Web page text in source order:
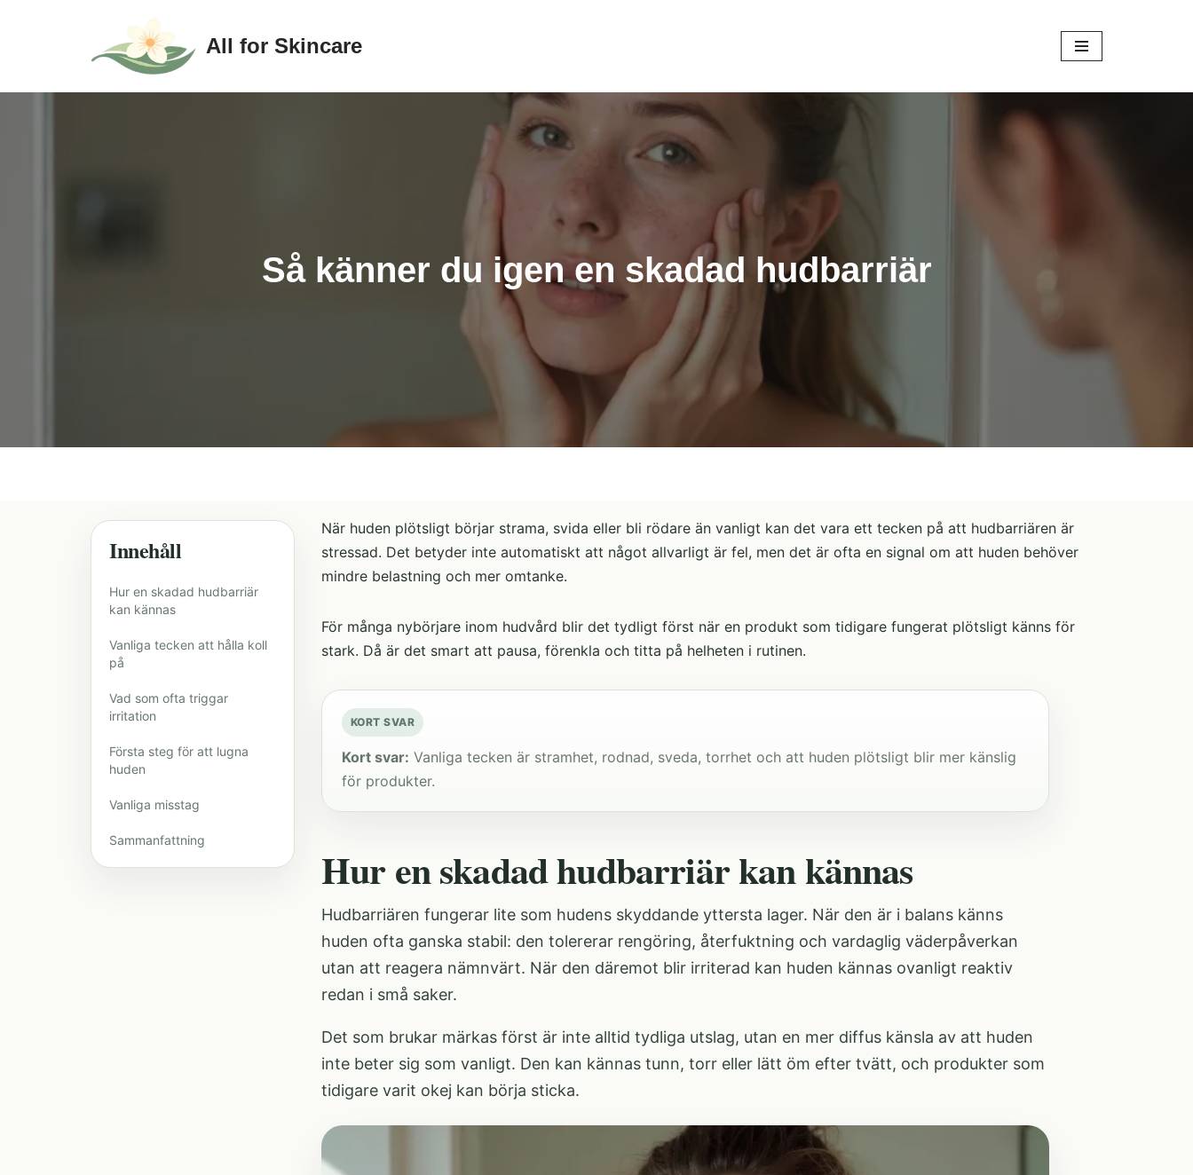
innehåll
All for Skincare
Så känner du igen en skadad hudbarriär
Innehåll
Hur en skadad hudbarriär
kan kännas
Vanliga tecken att hålla koll
på
Vad som ofta triggar
irritation
Första steg för att lugna
huden
Vanliga misstag
Sammanfattning
När huden plötsligt börjar strama, svida eller bli rödare än vanligt kan det vara ett tecken på att hudbarriären är
stressad. Det betyder inte automatiskt att något allvarligt är fel, men det är ofta en signal om att huden behöver
mindre belastning och mer omtanke.
För många nybörjare inom hudvård blir det tydligt först när en produkt som tidigare fungerat plötsligt känns för
stark. Då är det smart att pausa, förenkla och titta på helheten i rutinen.
KORT SVAR
Kort svar: Vanliga tecken är stramhet, rodnad, sveda, torrhet och att huden plötsligt blir mer känslig
för produkter.
Hur en skadad hudbarriär kan kännas
Hudbarriären fungerar lite som hudens skyddande yttersta lager. När den är i balans känns
huden ofta ganska stabil: den tolererar rengöring, återfuktning och vardaglig väderpåverkan
utan att reagera nämnvärt. När den däremot blir irriterad kan huden kännas ovanligt reaktiv
redan i små saker.
Det som brukar märkas först är inte alltid tydliga utslag, utan en mer diffus känsla av att huden
inte beter sig som vanligt. Den kan kännas tunn, torr eller lätt öm efter tvätt, och produkter som
tidigare varit okej kan börja sticka.